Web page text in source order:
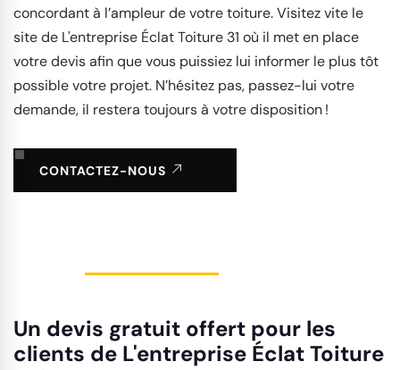
concordant à l’ampleur de votre toiture. Visitez vite le
site de L'entreprise Éclat Toiture 31 où il met en place
votre devis afin que vous puissiez lui informer le plus tôt
possible votre projet. N’hésitez pas, passez-lui votre
demande, il restera toujours à votre disposition !
CONTACTEZ-NOUS
Un devis gratuit offert pour les
clients de L'entreprise Éclat Toiture